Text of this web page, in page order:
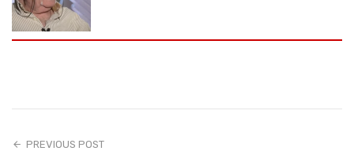
PREVIOUS POST